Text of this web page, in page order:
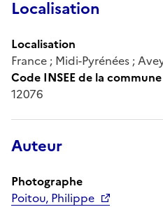
Localisation
Localisation
France ; Midi-Pyrénées ;
Code INSEE de la commune
12076
Auteur
Photographe
Poitou, Philippe